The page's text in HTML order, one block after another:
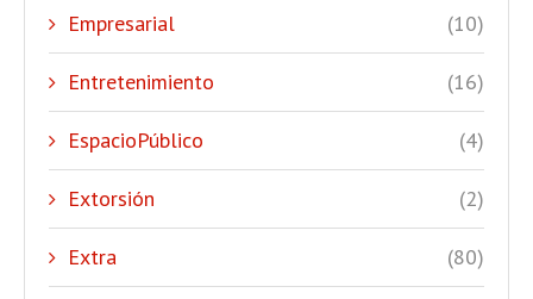
Empresarial (10)
Entretenimiento (16)
EspacioPúblico (4)
Extorsión (2)
Extra (80)